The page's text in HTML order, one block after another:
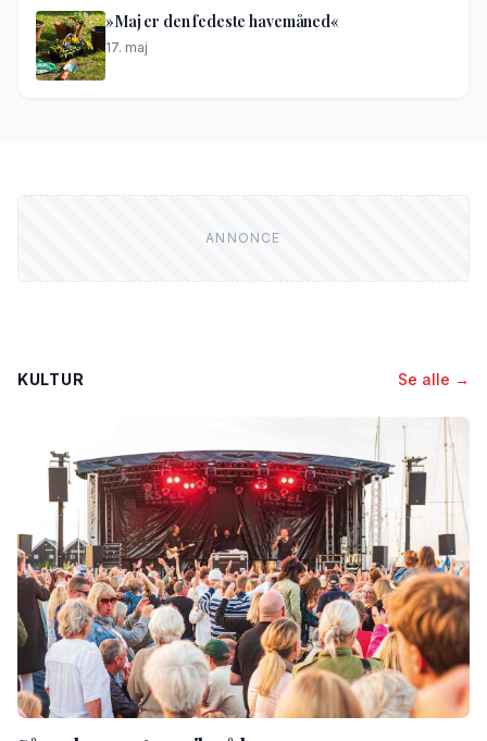
»Maj er den fedeste havemåned«
17. maj
KULTUR Se alle →